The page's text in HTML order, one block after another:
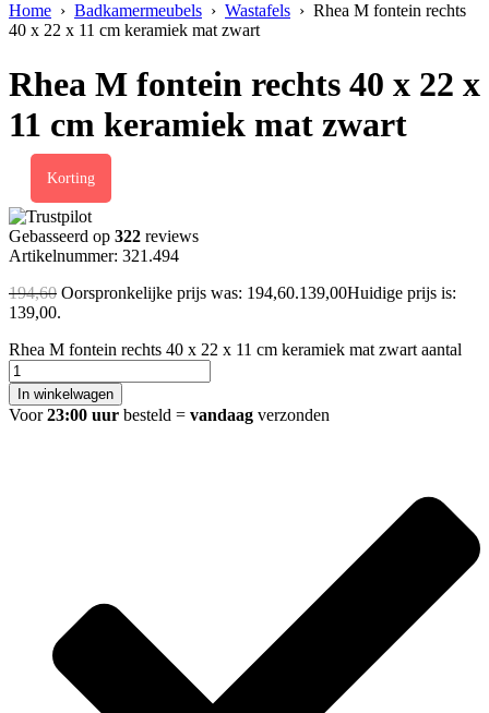
Home › Badkamermeubels › Wastafels › Rhea M fontein rechts
40 x 22 x 11 cm keramiek mat zwart
Rhea M fontein rechts 40 x 22 x
11 cm keramiek mat zwart
Korting
Gebasseerd op 322 reviews
Artikelnummer: 321.494
194,60 Oorspronkelijke prijs was: 194,60.139,00Huidige prijs is:
139,00.
Rhea M fontein rechts 40 x 22 x 11 cm keramiek mat zwart aantal
In winkelwagen
Voor23:00 uur besteld = vandaag verzonden